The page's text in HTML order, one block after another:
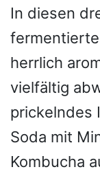
In diesen
herrlich
vielfältig
prickelndes
Soda mit
Kombucha